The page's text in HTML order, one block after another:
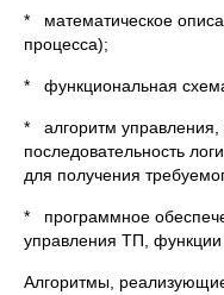
* математическое
процесса);
* функциональная
* алгоритм
последовательность
для получения
* программное
управления ТП,
Алгоритмы,